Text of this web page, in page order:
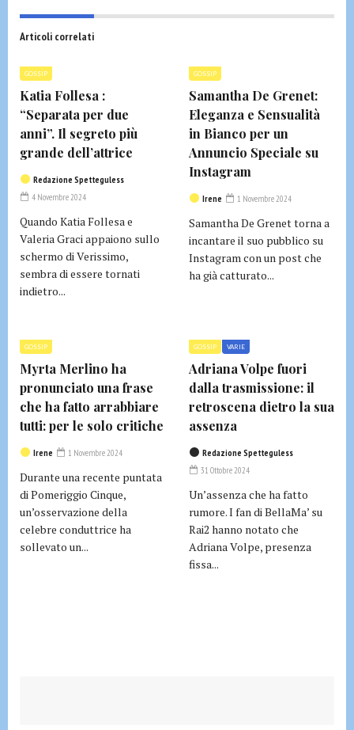
Articoli correlati
GOSSIP
Katia Follesa :
“Separata per due
anni”. Il segreto più
grande dell’attrice
Redazione Spetteguless
4 Novembre 2024
Quando Katia Follesa e
Valeria Graci appaiono sullo
schermo di Verissimo,
sembra di essere tornati
indietro...
GOSSIP
Samantha De Grenet:
Eleganza e Sensualità
in Bianco per un
Annuncio Speciale su
Instagram
Irene 1 Novembre 2024
Samantha De Grenet torna a
incantare il suo pubblico su
Instagram con un post che
ha già catturato...
GOSSIP
Myrta Merlino ha
pronunciato una frase
che ha fatto arrabbiare
tutti: per le solo critiche
Irene 1 Novembre 2024
Durante una recente puntata
di Pomeriggio Cinque,
un’osservazione della
celebre conduttrice ha
sollevato un...
GOSSIP VARIE
Adriana Volpe fuori
dalla trasmissione: il
retroscena dietro la sua
assenza
Redazione Spetteguless
31 Ottobre 2024
Un’assenza che ha fatto
rumore. I fan di BellaMa’ su
Rai2 hanno notato che
Adriana Volpe, presenza
fissa...